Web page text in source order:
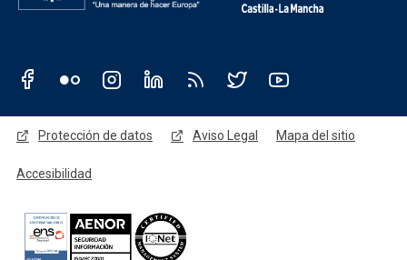
Redes sociales JCCM
Menú legal
Protección de datos Aviso Legal Mapa del sitio
Accesibilidad